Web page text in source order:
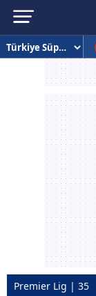
Premier Lig | 35